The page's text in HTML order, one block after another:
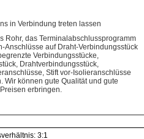
in Verbindung treten lassen
Rohr, das Terminalabschlussprogramm
Anschlüsse auf Draht-Verbindungsstück
Verbindungsstücke,
Drahtverbindungsstück,
Stift vor-Isolieranschlüsse
Wir können gute Qualität und gute
erbringen.
3:1